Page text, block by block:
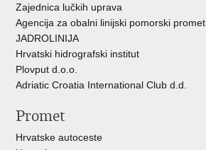
Zajednica lučkih uprava
Agencija za obalni linijski pomorski promet
JADROLINIJA
Hrvatski hidrografski institut
Plovput d.o.o.
Adriatic Croatia International Club d.d.
Promet
Hrvatske autoceste